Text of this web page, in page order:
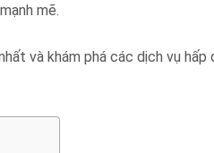
mẽ.
và khám phá các dịch vụ hấp